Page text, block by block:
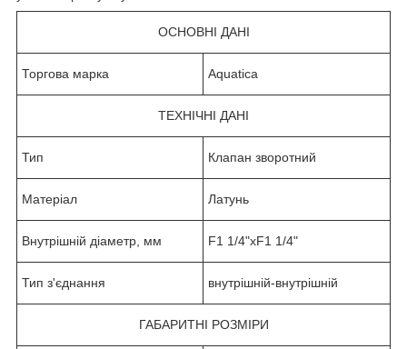
ОСНОВНІ ДАНІ
Торгова марка Aquatica
ТЕХНІЧНІ ДАНІ
Тип Клапан зворотний
Матеріал Латунь
Внутрішній діаметр, мм F1 1/4"хF1 1/4"
Тип з'єднання внутрішній-внутрішній
ГАБАРИТНІ РОЗМІРИ